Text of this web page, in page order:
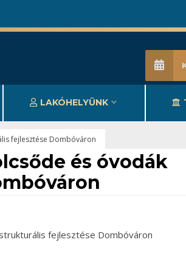
LAKÓHELYÜNK
fejlesztése Dombóváron
és óvodák
fejlesztése Dombóváron